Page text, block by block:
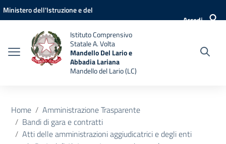
Vai ai contenuti
Vai al menu di navigazione
Vai al footer
Ministero dell'Istruzione e del
Accedi
Istituto Comprensivo
Statale A. Volta
Mandello Del Lario e
Abbadia Lariana
Mandello del Lario (LC)
Home
Amministrazione Trasparente
Bandi di gara e contratti
Atti delle amministrazioni aggiudicatrici e degli enti